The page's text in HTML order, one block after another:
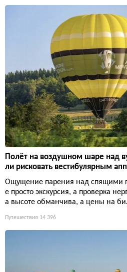
Полёт на воздушном шаре над
ли рисковать вестибулярным
Ощущение парения над спящими
е просто экскурсия, а проверка
а высоте обманчива, а цены на
Путешествия 14 396